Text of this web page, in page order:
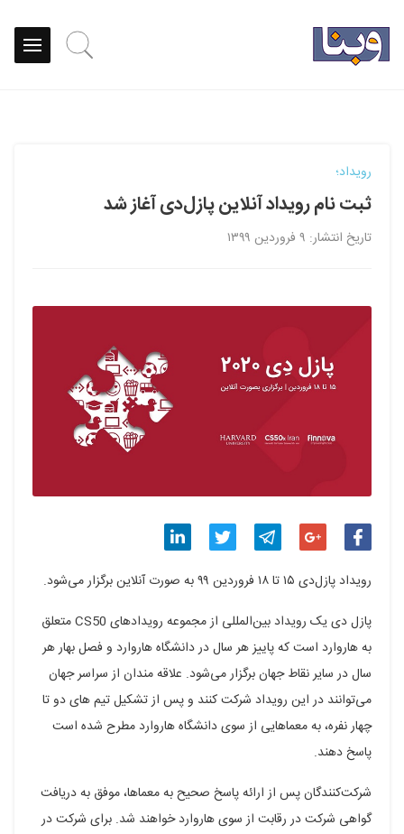
رویداد؛
ثبت نام رویداد آنلاین پازل‌دی آغاز شد
تاریخ انتشار: ۹ فروردین ۱۳۹۹
در
فیسبوک
در
گوگل
پلاس
در
تلگرام
در
توییتر
در
لینکدین
رویداد پازل‌دی ۱۵ تا ۱۸ فروردین ۹۹ به صورت آنلاین برگزار می‌شود.
پازل دی یک رویداد بین‌المللی از مجموعه رویدادهای CS50 متعلق
به هاروارد است که پاییز هر سال در دانشگاه هاروارد و فصل بهار هر
سال در سایر نقاط جهان برگزار می‌شود. علاقه مندان از سراسر جهان
می‌توانند در این رویداد شرکت کنند و پس از تشکیل تیم های دو تا
چهار نفره، به معماهایی از سوی دانشگاه هاروارد مطرح شده است
پاسخ دهند.
شرکت‌کنندگان پس از ارائه پاسخ صحیح به معماها، موفق به دریافت
گواهی شرکت در رقابت از سوی هاروارد خواهند شد. برای شرکت در